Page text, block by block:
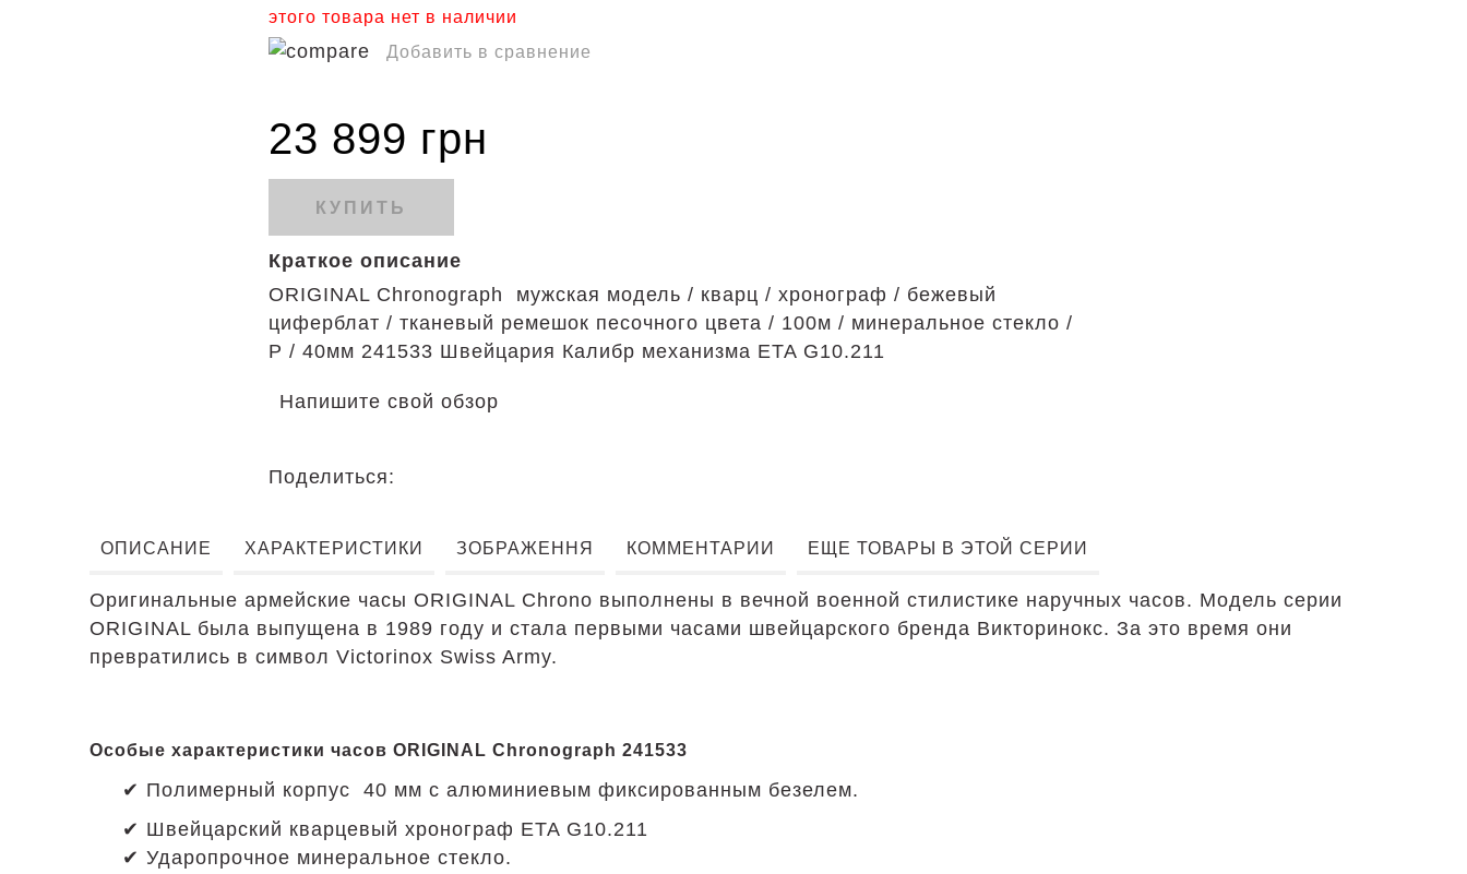
этого товара нет в наличии
Добавить в сравнение
23 899 грн
КУПИТЬ
Краткое описание
ORIGINAL Chronograph мужская модель / кварц / хронограф / бежевый
циферблат / тканевый ремешок песочного цвета / 100м / минеральное стекло /
P / 40мм 241533 Швейцария Калибр механизма ETA G10.211
Напишите свой обзор
Поделиться:
ОПИСАНИЕ ХАРАКТЕРИСТИКИ ЗОБРАЖЕННЯ КОММЕНТАРИИ ЕЩЕ ТОВАРЫ В ЭТОЙ СЕРИИ
Оригинальные армейские часы ORIGINAL Chrono выполнены в вечной военной стилистике наручных часов. Модель серии
ORIGINAL была выпущена в 1989 году и стала первыми часами швейцарского бренда Викторинокс. За это время они
превратились в символ Victorinox Swiss Army.
Особые характеристики часов ORIGINAL Chronograph 241533
✔ Полимерный корпус 40 мм с алюминиевым фиксированным безелем.
✔ Швейцарский кварцевый хронограф ETA G10.211
✔ Ударопрочное минеральное стекло.